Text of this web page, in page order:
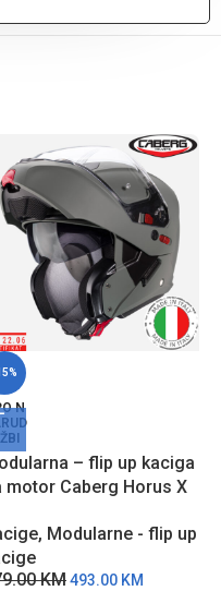
N
ŽBI
– flip up kaciga
motor Caberg Horus X
, Modularne - flip up
KM493.00 KM